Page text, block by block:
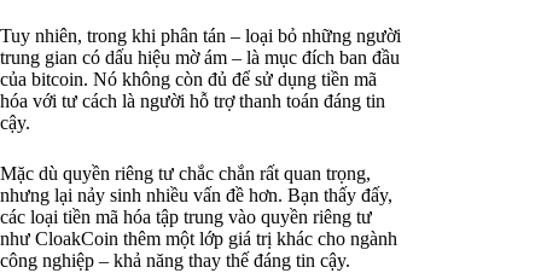
Tuy nhiên, trong khi phân tán – loại bỏ những người
trung gian có dấu hiệu mờ ám – là mục đích ban đầu
của bitcoin. Nó không còn đủ để sử dụng tiền mã
hóa với tư cách là người hỗ trợ thanh toán đáng tin
cậy.
Mặc dù quyền riêng tư chắc chắn rất quan trọng,
nhưng lại nảy sinh nhiều vấn đề hơn. Bạn thấy đấy,
các loại tiền mã hóa tập trung vào quyền riêng tư
như CloakCoin thêm một lớp giá trị khác cho ngành
công nghiệp – khả năng thay thế đáng tin cậy.